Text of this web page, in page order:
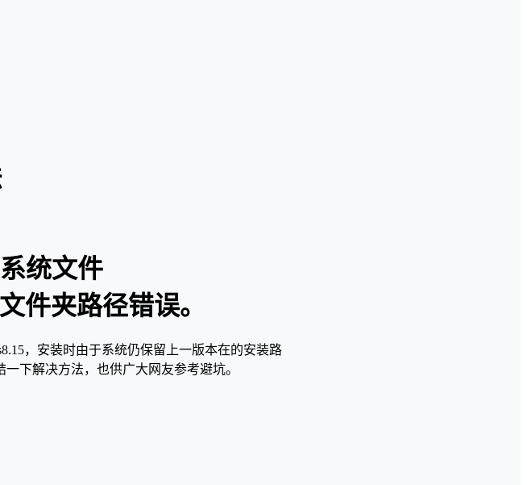
统文件
件夹路径错误。
，安装时由于系统仍保留上一版本在的安装路
下解决方法，也供广大网友参考避坑。